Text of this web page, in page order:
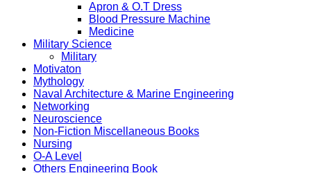
Apron & O.T Dress
Blood Pressure Machine
Medicine
Military Science
Military
Motivaton
Mythology
Naval Architecture & Marine Engineering
Networking
Neuroscience
Non-Fiction Miscellaneous Books
Nursing
O-A Level
Others Engineering Book